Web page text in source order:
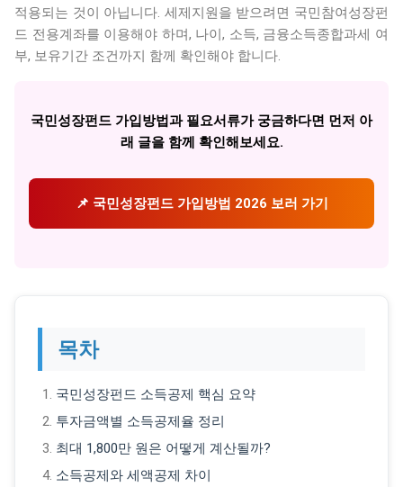
적용되는 것이 아닙니다. 세제지원을 받으려면 국민참여성장펀
드 전용계좌를 이용해야 하며, 나이, 소득, 금융소득종합과세 여
부, 보유기간 조건까지 함께 확인해야 합니다.
국민성장펀드 가입방법과 필요서류가 궁금하다면 먼저 아
래 글을 함께 확인해보세요.
📌 국민성장펀드 가입방법 2026 보러 가기
목차
국민성장펀드 소득공제 핵심 요약
투자금액별 소득공제율 정리
최대 1,800만 원은 어떻게 계산될까?
소득공제와 세액공제 차이